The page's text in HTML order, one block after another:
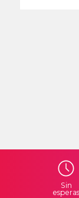
Sin
esperas